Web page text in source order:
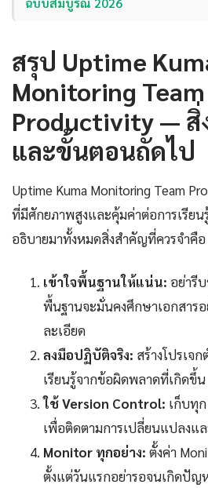
สรุป Uptime
Monitoring Team
Productivity — สิ่
และขั้นตอนถัดไป
Uptime Kuma Monitoring Team
ที่มีศักยภาพสูงและคุ้มค่าต่อการเรียน
อธิบายมาทั้งหมดสิ่งสำคัญที่ควรจำคือ
เข้าใจพื้นฐานให้แน่น: อย่ารี
พื้นฐานจะมั่นคงศึกษาเอกสารอ
ละเอียด
ลงมือปฏิบัติจริง: สร้างโปรเจ
เรียนรู้จากข้อผิดพลาดที่เกิดขึ้น
ใช้ Version Control: เก็บทุ
เพื่อติดตามการเปลี่ยนแปลงแล
Monitor ทุกอย่าง: ตั้งค่า
ตั้งแต่วันแรกอย่ารอจนเกิดปัญ